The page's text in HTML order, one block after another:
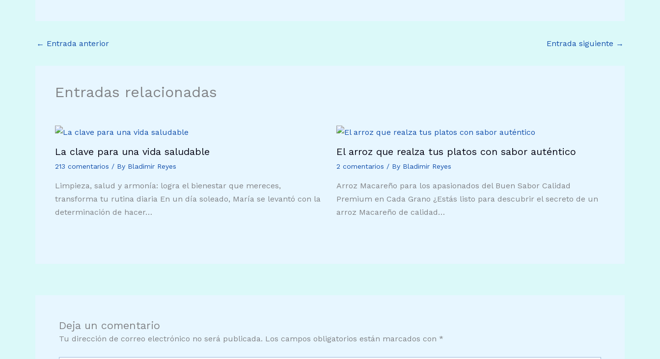
← Entrada anterior Entrada siguiente →
Entradas relacionadas
La clave para una vida saludable
213 comentarios / By Bladimir Reyes
Limpieza, salud y armonía: logra el bienestar que mereces,
transforma tu rutina diaria En un día soleado, María se levantó con la
determinación de hacer…
El arroz que realza tus platos con sabor auténtico
2 comentarios / By Bladimir Reyes
Arroz Macareño para los apasionados del Buen Sabor Calidad
Premium en Cada Grano ¿Estás listo para descubrir el secreto de un
arroz Macareño de calidad…
Deja un comentario
Tu dirección de correo electrónico no será publicada. Los campos obligatorios están marcados con *